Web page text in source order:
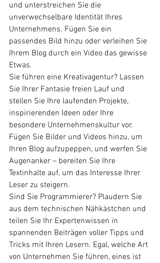
und unterstreichen Sie die
unverwechselbare Identität Ihres
Unternehmens. Fügen Sie ein
passendes Bild hinzu oder verleihen Sie
Ihrem Blog durch ein Video das gewisse
Etwas.
Sie führen eine Kreativagentur? Lassen
Sie Ihrer Fantasie freien Lauf und
stellen Sie Ihre laufenden Projekte,
inspirierenden Ideen oder Ihre
besondere Unternehmenskultur vor.
Fügen Sie Bilder und Videos hinzu, um
Ihren Blog aufzupeppen, und werfen Sie
Augenanker – bereiten Sie Ihre
Textinhalte auf, um das Interesse Ihrer
Leser zu steigern.
Sind Sie Programmierer? Plaudern Sie
aus dem technischen Nähkästchen und
teilen Sie Ihr Expertenwissen in
spannenden Beiträgen voller Tipps und
Tricks mit Ihren Lesern. Egal, welche Art
von Unternehmen Sie führen, eines ist